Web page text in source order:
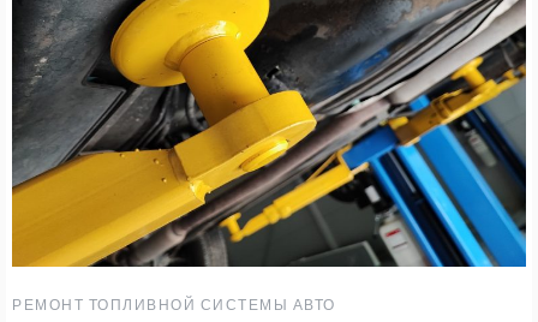
РЕМОНТ ТОПЛИВНОЙ СИСТЕМЫ АВТО